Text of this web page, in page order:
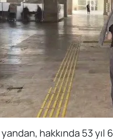
hakkında 53 yıl